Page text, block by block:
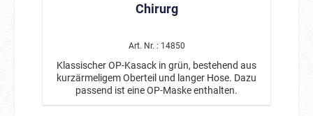
Chirurg
Art. Nr. : 14850
Klassischer OP-Kasack in grün, bestehend aus
kurzärmeligem Oberteil und langer Hose. Dazu
passend ist eine OP-Maske enthalten.